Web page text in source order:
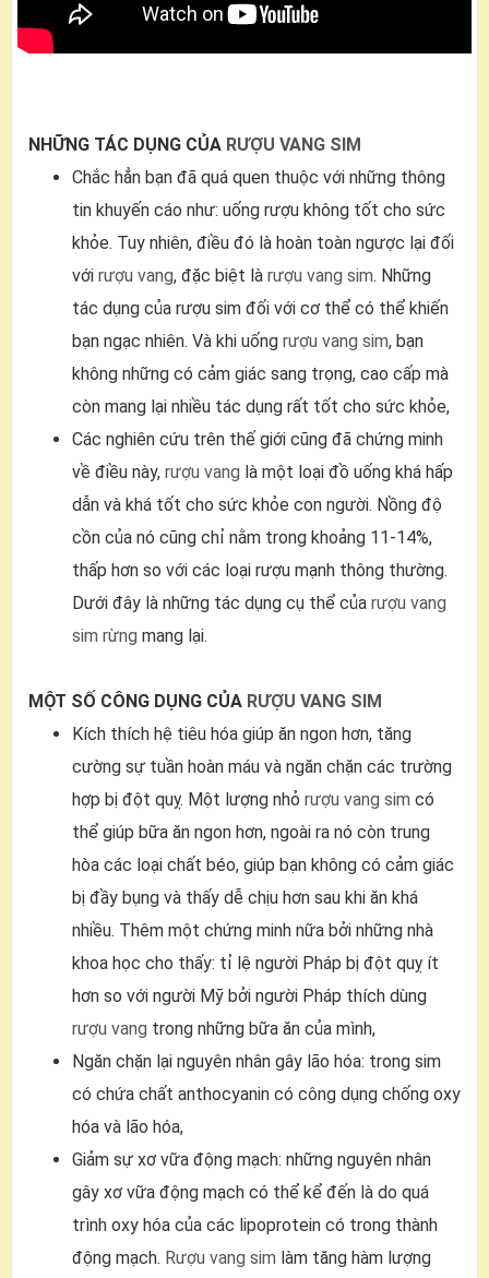
NHỮNG TÁC DỤNG CỦA RƯỢU VANG SIM
Chắc hẳn bạn đã quá quen thuộc với những thông
tin khuyến cáo như: uống rượu không tốt cho sức
khỏe. Tuy nhiên, điều đó là hoàn toàn ngược lại đối
với rượu vang, đặc biệt là rượu vang sim. Những
tác dụng của rượu sim đối với cơ thể có thể khiến
bạn ngạc nhiên. Và khi uống rượu vang sim, bạn
không những có cảm giác sang trọng, cao cấp mà
còn mang lại nhiều tác dụng rất tốt cho sức khỏe,
Các nghiên cứu trên thế giới cũng đã chứng minh
về điều này, rượu vang là một loại đồ uống khá hấp
dẫn và khá tốt cho sức khỏe con người. Nồng độ
cồn của nó cũng chỉ nằm trong khoảng 11-14%,
thấp hơn so với các loại rượu mạnh thông thường.
Dưới đây là những tác dụng cụ thể của rượu vang
sim rừng mang lại.
MỘT SỐ CÔNG DỤNG CỦA RƯỢU VANG SIM
Kích thích hệ tiêu hóa giúp ăn ngon hơn, tăng
cường sự tuần hoàn máu và ngăn chặn các trường
hợp bị đột quỵ. Một lượng nhỏ rượu vang sim có
thể giúp bữa ăn ngon hơn, ngoài ra nó còn trung
hòa các loại chất béo, giúp bạn không có cảm giác
bị đầy bụng và thấy dễ chịu hơn sau khi ăn khá
nhiều. Thêm một chứng minh nữa bởi những nhà
khoa học cho thấy: tỉ lệ người Pháp bị đột quỵ ít
hơn so với người Mỹ bởi người Pháp thích dùng
rượu vang trong những bữa ăn của mình,
Ngăn chặn lại nguyên nhân gây lão hóa: trong sim
có chứa chất anthocyanin có công dụng chống oxy
hóa và lão hóa,
Giảm sự xơ vữa động mạch: những nguyên nhân
gây xơ vữa động mạch có thể kể đến là do quá
trình oxy hóa của các lipoprotein có trong thành
động mạch. Rượu vang sim làm tăng hàm lượng